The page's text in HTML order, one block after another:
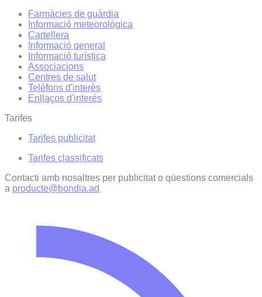
Farmàcies de guàrdia
Informació meteorològica
Cartellera
Informació general
Informació turística
Associacions
Centres de salut
Telèfons d'interès
Enllaços d'interés
Tarifes
Tarifes publicitat
Tarifes classificats
Contacti amb nosaltres per publicitat o qüestions comercials
a producte@bondia.ad